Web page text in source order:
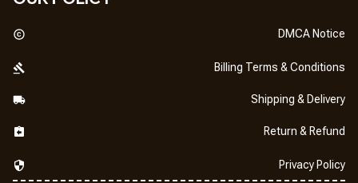
DMCA Notice
Billing Terms & Conditions
Shipping & Delivery
Return & Refund
Privacy Policy